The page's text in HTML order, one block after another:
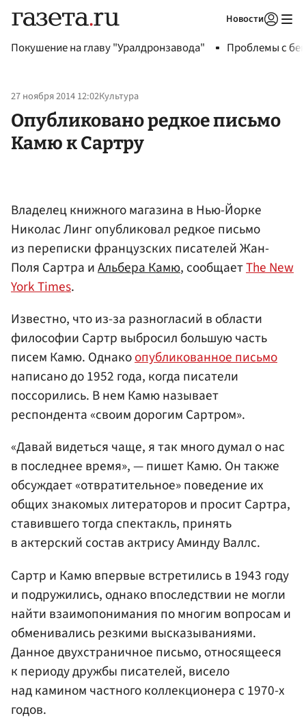
Новости
Покушение на главу "Уралдронзавода" Проблемы с
27 ноября 2014 12:02Культура
Опубликовано редкое письмо
Камю к Сартру
Владелец книжного магазина в Нью-Йорке
Николас Линг опубликовал редкое письмо
из переписки французских писателей Жан-
Поля Сартра иАльбера Камю, сообщаетThe New
York Times.
Известно, что из-за разногласий в области
философии Сартр выбросил большую часть
писем Камю. Однакоопубликованное письмо
написано до 1952 года, когда писатели
поссорились. В нем Камю называет
респондента «своим дорогим Сартром».
«Давай видеться чаще, я так много думал о нас
в последнее время», — пишет Камю. Он также
обсуждает «отвратительное» поведение их
общих знакомых литераторов и просит Сартра,
ставившего тогда спектакль, принять
в актерский состав актрису Аминду Валлс.
Сартр и Камю впервые встретились в 1943 году
и подружились, однако впоследствии не могли
найти взаимопонимания по многим вопросам и
обменивались резкими высказываниями.
Данное двухстраничное письмо, относящееся
к периоду дружбы писателей, висело
над камином частного коллекционера с 1970-х
годов.